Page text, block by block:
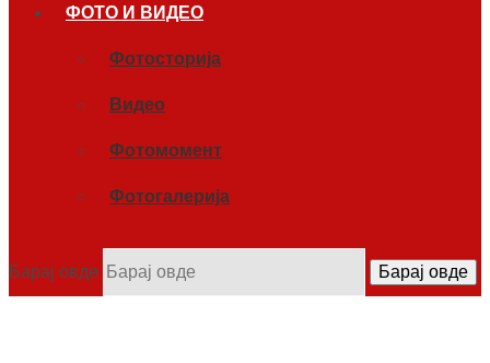
ФОТО И ВИДЕО
Фотосторија
Видео
Фотомомент
Фотогалерија
Барај овде Барај овде